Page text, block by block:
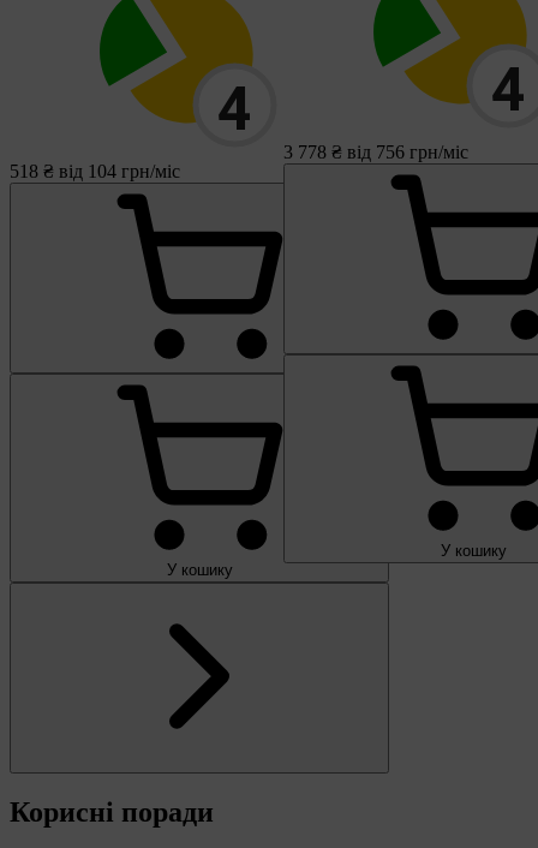
518 ₴ від 104 грн/міс
У кошику
3 778 ₴ від 756 грн/міс
У кошику
Корисні поради